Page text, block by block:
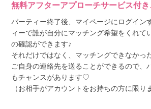
無料アフターアプローチサービス付き
パーティー終了後、マイページにログイン
ィーで誰が自分にマッチング希望をくれて
の確認ができます♪
それだけではなく、マッチングできなかっ
ご自身の連絡先を送ることができるので、
もチャンスがあります♡
（お相手がアカウントをお持ちの方に限り